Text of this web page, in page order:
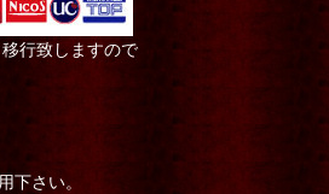
行致しますので
下さい。